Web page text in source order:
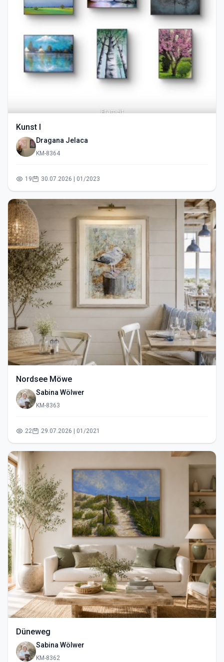
Kunst I
Dragana Jelaca
KM-8364
19 30.07.2026 | 01/2023
Nordsee Möwe
Sabina Wölwer
KM-8363
22 29.07.2026 | 01/2021
Düneweg
Sabina Wölwer
KM-8362